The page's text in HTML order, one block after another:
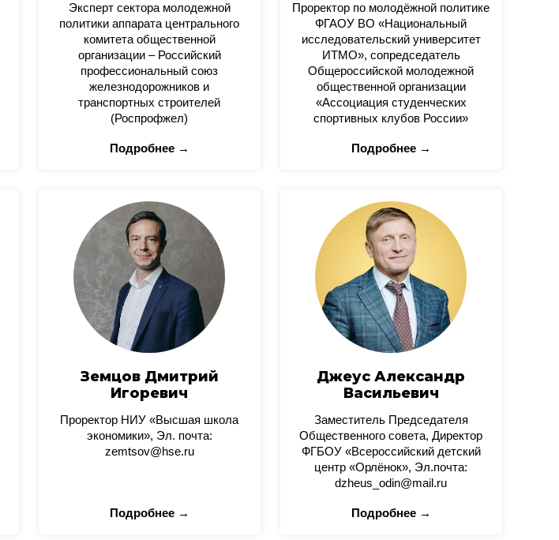
Эксперт сектора молодежной
политики аппарата центрального
комитета общественной
организации – Российский
профессиональный союз
железнодорожников и
транспортных строителей
(Роспрофжел)
Подробнее →
Проректор по молодёжной политике
ФГАОУ ВО «Национальный
исследовательский университет
ИТМО», сопредседатель
Общероссийской молодежной
общественной организации
«Ассоциация студенческих
спортивных клубов России»
Подробнее →
Земцов Дмитрий
Игоревич
Проректор НИУ «Высшая школа
экономики», Эл. почта:
zemtsov@hse.ru
Подробнее →
Джеус Александр
Васильевич
Заместитель Председателя
Общественного совета, Директор
ФГБОУ «Всероссийский детский
центр «Орлёнок», Эл.почта:
dzheus_odin@mail.ru
Подробнее →